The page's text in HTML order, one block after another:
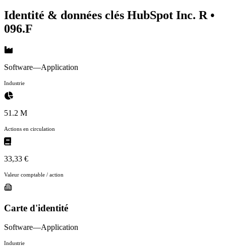
Identité & données clés HubSpot Inc. R •
096.F
Software—Application
Industrie
51.2 M
Actions en circulation
33,33 €
Valeur comptable / action
Carte d'identité
Software—Application
Industrie